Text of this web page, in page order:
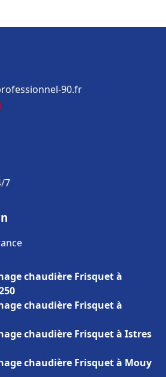
90.fr
7
chaudière Frisquet à
chaudière Frisquet à
chaudière Frisquet à Istres
chaudière Frisquet à Mouy